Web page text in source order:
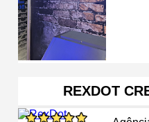
REXDOT